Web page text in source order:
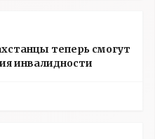
теперь смогут
инвалидности